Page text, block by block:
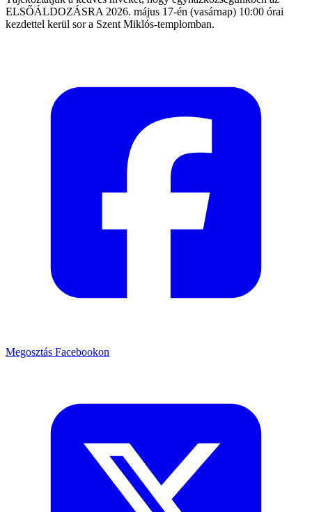
ELSŐÁLDOZÁSRA 2026. május 17-én (vasárnap) 10:00 órai
kezdettel kerül sor a Szent Miklós-templomban.
Megosztás Facebookon